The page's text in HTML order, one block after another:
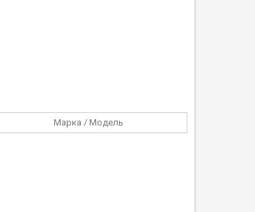
Марка / Модель